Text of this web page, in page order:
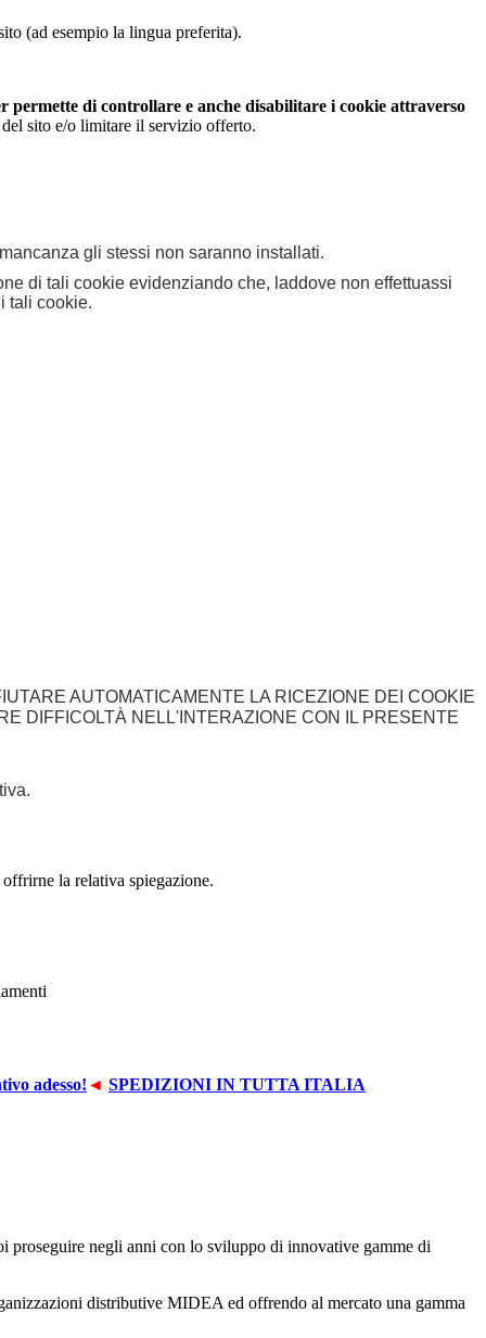
(ad esempio la lingua preferita).
permette di controllare e anche disabilitare i cookie attraverso
sito e/o limitare il servizio offerto.
gli stessi non saranno installati.
di tali cookie evidenziando che, laddove non effettuassi
tali cookie.
AUTOMATICAMENTE LA RICEZIONE DEI COOKIE
DIFFICOLTÀ NELL'INTERAZIONE CON IL PRESENTE
la relativa spiegazione.
adesso! ◄ SPEDIZIONI IN TUTTA ITALIA
proseguire negli anni con lo sviluppo di innovative gamme di
distributive MIDEA ed offrendo al mercato una gamma